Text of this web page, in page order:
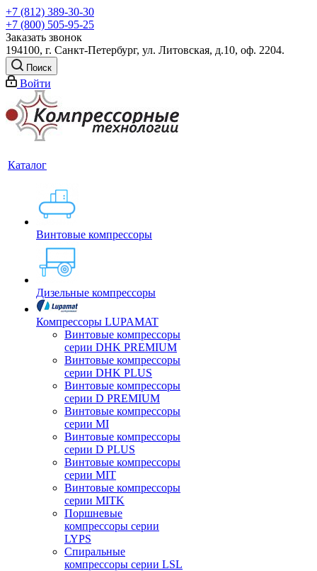
+7 (812) 389-30-30
+7 (800) 505-95-25
Заказать звонок
194100, г. Санкт-Петербург, ул. Литовская, д.10, оф. 2204.
Поиск
Войти
Каталог
Винтовые компрессоры
Дизельные компрессоры
Компрессоры LUPAMAT
Винтовые компрессоры
серии DHK PREMIUM
Винтовые компрессоры
серии DHK PLUS
Винтовые компрессоры
серии D PREMIUM
Винтовые компрессоры
серии MI
Винтовые компрессоры
серии D PLUS
Винтовые компрессоры
серии MIT
Винтовые компрессоры
серии MITK
Поршневые
компрессоры серии
LYPS
Спиральные
компрессоры серии LSL